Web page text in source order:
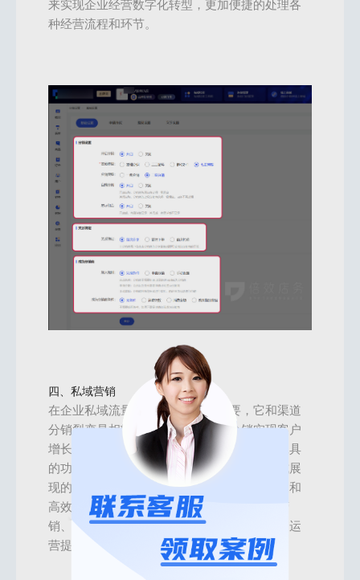
来实现企业经营数字化转型，更加便捷的处理各
种经营流程和环节。
四、私域营销
在企业私域流量布局方面也很有必要，它和渠道
分销裂变是相辅相成的，想要通过分销实现客户
增长，就离不开私域流量的运营。私域营销工具
的功能在渠道分销系统中则起到了辅助和形式展
现的作用，帮助分销模式的推广过程更加具象和
高效，并且私域营销工具中还包括一些会员营
销、积分商城、好友裂变等功能，辅助企业的运
营提效。